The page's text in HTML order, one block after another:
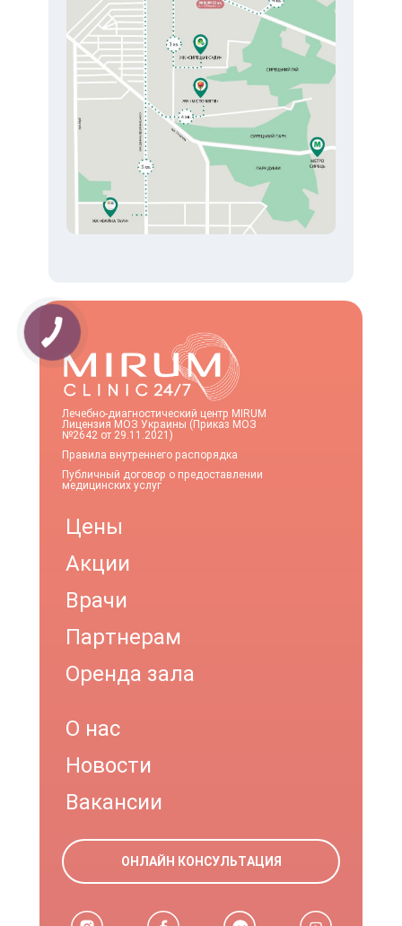
Лечебно-диагностический центр MIRUM
Лицензия МОЗ Украины (Приказ МОЗ
№2642 от 29.11.2021)
Правила внутреннего распорядка
Публичный договор о предоставлении
медицинских услуг
Цены
Акции
Врачи
Партнерам
Оренда зала
О нас
Новости
Вакансии
ОНЛАЙН КОНСУЛЬТАЦИЯ